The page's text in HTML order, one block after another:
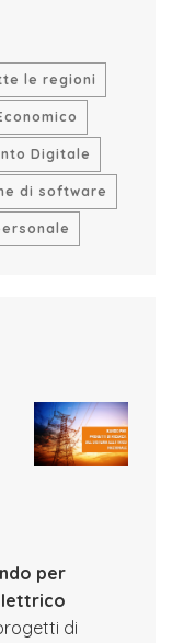
le regioni
Digitale
di software
per
di